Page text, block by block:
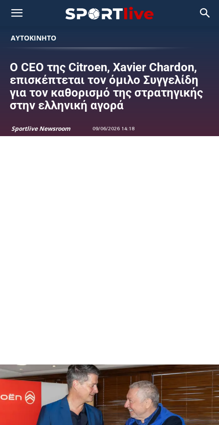
ΑΥΤΟΚΙΝΗΤΟ
Ο CEO της Citroen, Xavier Chardon,
επισκέπτεται τον όμιλο Συγγελίδη
για τον καθορισμό της στρατηγικής
στην ελληνική αγορά
Sportlive Newsroom 09/06/2026 14:18